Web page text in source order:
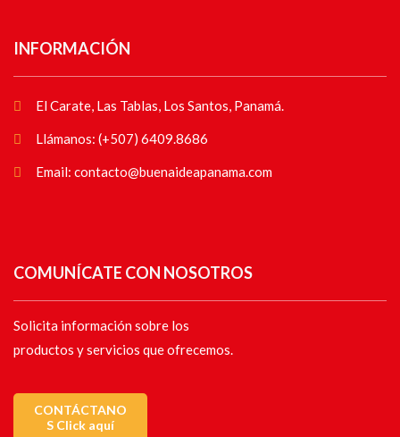
INFORMACIÓN
El Carate, Las Tablas, Los Santos, Panamá.
Llámanos: (+507) 6409.8686
Email: contacto@buenaideapanama.com
COMUNÍCATE CON NOSOTROS
Solicita información sobre los
productos y servicios que ofrecemos.
CONTÁCTANO
S Click aquí